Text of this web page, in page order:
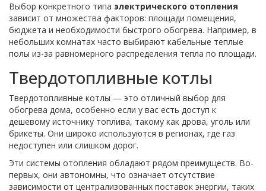
Выбор конкретного типа электрического отопления
зависит от множества факторов: площади помещения,
бюджета и необходимости быстрого обогрева. Например, в
небольших комнатах часто выбирают кабельные теплые
полы из-за равномерного распределения тепла по площади.
Твердотопливные котлы
Твердотопливные котлы — это отличный выбор для
обогрева дома, особенно если у вас есть доступ к
дешевому источнику топлива, такому как дрова, уголь или
брикеты. Они широко используются в регионах, где газ
недоступен или слишком дорог.
Эти системы отопления обладают рядом преимуществ. Во-
первых, они автономны, что означает отсутствие
зависимости от централизованных поставок энергии, таких